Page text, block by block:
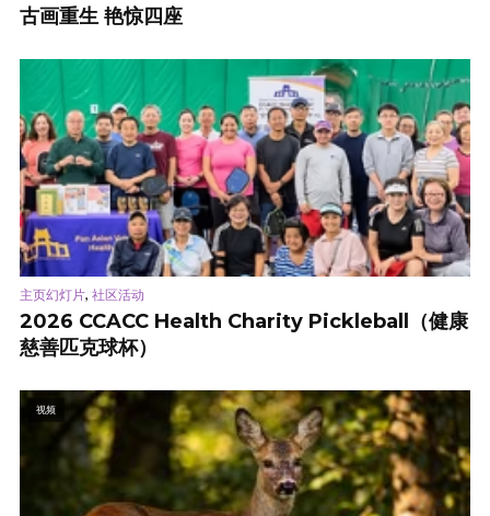
古画重生 艳惊四座
主页幻灯片, 社区活动
2026 CCACC Health Charity Pickleball（健康
慈善匹克球杯）
视频